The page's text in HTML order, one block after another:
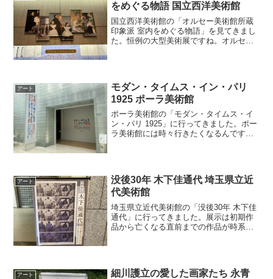
をめぐる物語 国立西洋美術館
国立西洋美術館の「オルセー美術館所蔵
印象派 室内をめぐる物語」を見てきまし
た。恒例の大型美術展ですね。オルセー
アート
モダン・タイムス・イン・パリ
1925 ポーラ美術館
ポーラ美術館の「モダン・タイムス・イ
ン・パリ 1925」に行ってきました。ポー
ラ美術館には時々行きたくなるんですよ
迎バスに変更にな...
アート
没後30年 木下佳通代 埼玉県立近
代美術館
埼玉県立近代美術館の「没後30年 木下佳
通代」に行ってきました。展示は初期作
品から亡くなる直前までの作品が時系列
アート
細川護立の愛した画家たち 永青